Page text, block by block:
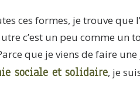
ces formes, je trouve
c’est un peu comme un
que je viens de faire
sociale et solidaire, je